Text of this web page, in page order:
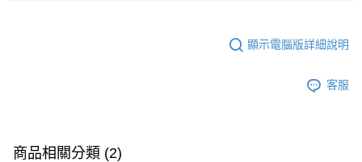
顯示電腦版詳細說明
客服
商品相關分類 (2)